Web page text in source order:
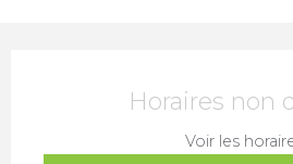
Ouverture etHoraires non
Voir les